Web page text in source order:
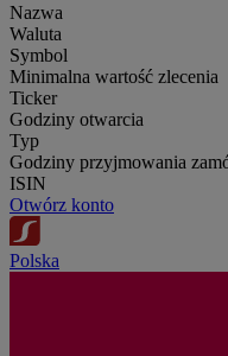
Nazwa
Waluta
Symbol
Minimalna wartość zlecenia
Ticker
Godziny otwarcia
Typ
Godziny przyjmowania
ISIN
Otwórz konto
Polska